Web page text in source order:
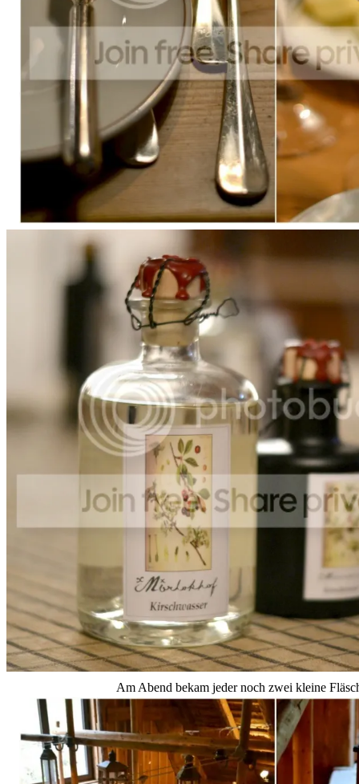
Am Abend bekam jeder noch zwei kleine